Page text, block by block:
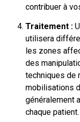
contribuer à
Traitement :
utilisera
les zones
des
techniques de
mobilisations
généralement
chaque patient.